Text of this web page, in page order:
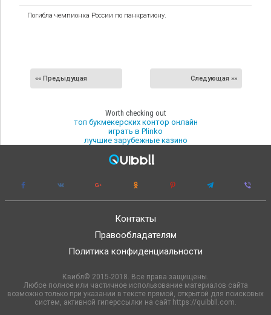
Погибла чемпионка России по панкратиону.
«« Предыдущая Следующая »»
Worth checking out
топ букмекерских контор онлайн
играть в Plinko
лучшие зарубежные казино
Контакты
Правообладателям
Политика конфиденциальности
Квибл© 2015-2018. Все права защищены.
Любое полное или частичное использование материалов сайта
возможно только при указании в тексте прямой, открытой для поисковых
систем, активной гиперссылки на сайт https://quibbll.com.